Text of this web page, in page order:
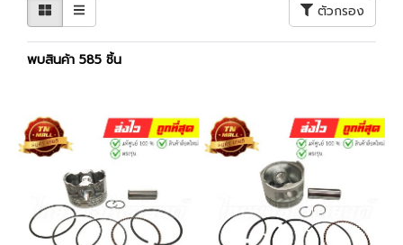
ตัวกรอง
พบสินค้า 585 ชิ้น